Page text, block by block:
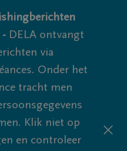
- DELA ontvangt
via
Onder het
tracht men
Klik niet op
en controleer